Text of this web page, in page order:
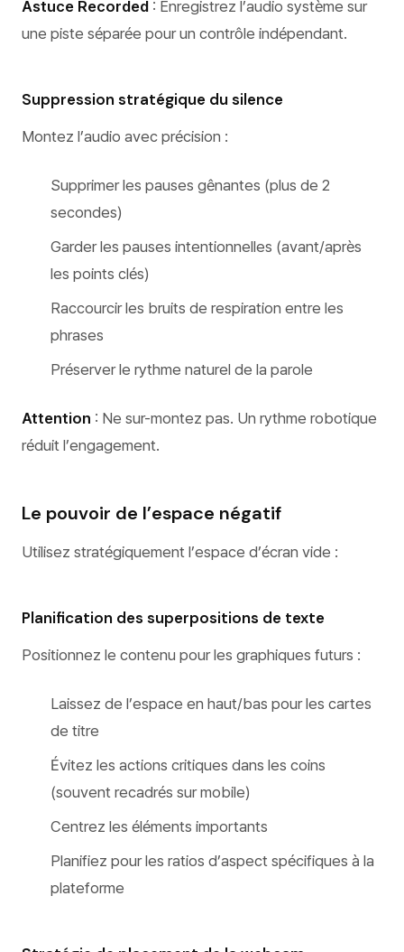
Astuce Recorded : Enregistrez l’audio système sur
une piste séparée pour un contrôle indépendant.
Suppression stratégique du silence
Montez l’audio avec précision :
Supprimer les pauses gênantes (plus de 2
secondes)
Garder les pauses intentionnelles (avant/après
les points clés)
Raccourcir les bruits de respiration entre les
phrases
Préserver le rythme naturel de la parole
Attention : Ne sur-montez pas. Un rythme robotique
réduit l’engagement.
Le pouvoir de l’espace négatif
Utilisez stratégiquement l’espace d’écran vide :
Planification des superpositions de texte
Positionnez le contenu pour les graphiques futurs :
Laissez de l’espace en haut/bas pour les cartes
de titre
Évitez les actions critiques dans les coins
(souvent recadrés sur mobile)
Centrez les éléments importants
Planifiez pour les ratios d’aspect spécifiques à la
plateforme